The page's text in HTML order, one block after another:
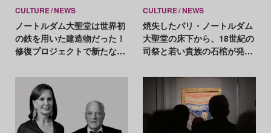
CULTURE NEWS
ノートルダム大聖堂は世界初
の鉄を用いた建造物だった！
修復プロジェクトで新たな歴
CULTURE NEWS
焼失したパリ・ノートルダム
大聖堂の床下から、18世紀の
司祭と若い貴族の石棺が発見